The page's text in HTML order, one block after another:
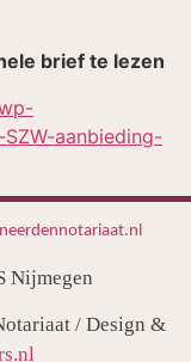
brief te lezen
aanbieding-
Nijmegen
/ Design &